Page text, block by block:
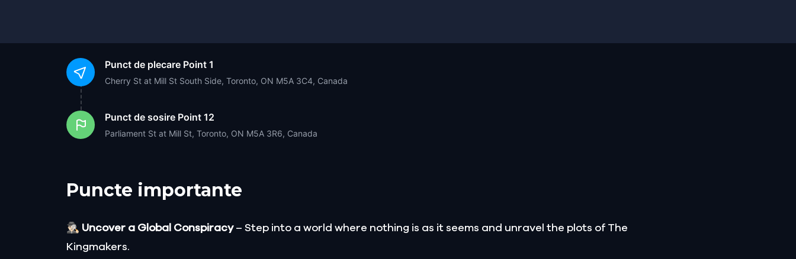
Punct de plecare Point 1
Cherry St at Mill St South Side, Toronto, ON M5A 3C4, Canada
Punct de sosire Point 12
Parliament St at Mill St, Toronto, ON M5A 3R6, Canada
Puncte importante
🕵🏻‍♂️ Uncover a Global Conspiracy– Step into a world where nothing is as it seems and unravel the plots of The
Kingmakers.